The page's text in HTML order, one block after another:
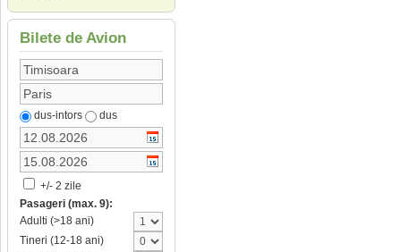
Bilete de Avion
dus-intors dus
+/- 2 zile
Pasageri (max. 9):
Adulti (>18 ani)
Tineri (12-18 ani)